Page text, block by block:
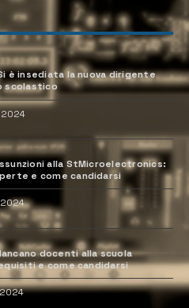
è insediata la nuova dirigente
scolastico
2024
alla StMicroelectronics:
e come candidarsi
2024
docenti alla scuola
e come candidarsi
2024